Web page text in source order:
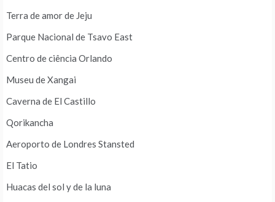
Terra de amor de Jeju
Parque Nacional de Tsavo East
Centro de ciência Orlando
Museu de Xangai
Caverna de El Castillo
Qorikancha
Aeroporto de Londres Stansted
El Tatio
Huacas del sol y de la luna